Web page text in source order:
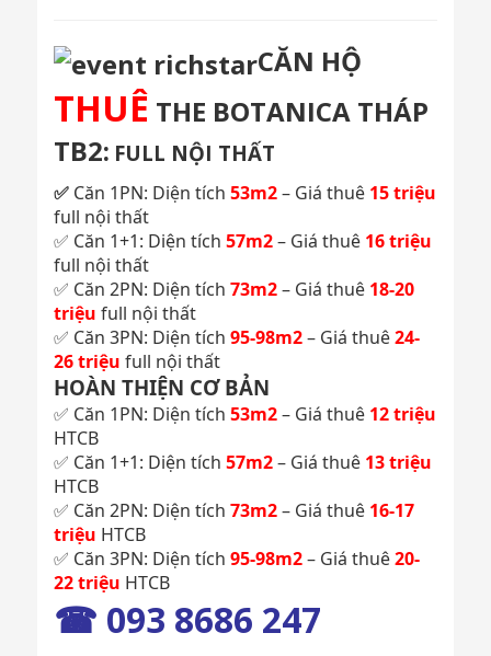
CĂN HỘ
THUÊ THE BOTANICA THÁP
TB2: FULL NỘI THẤT
✅ Căn 1PN: Diện tích 53m2– Giá thuê 15 triệu
full nội thất
✅ Căn 1+1: Diện tích 57m2– Giá thuê 16 triệu
full nội thất
✅ Căn 2PN: Diện tích 73m2– Giá thuê 18-20
triệu full nội thất
✅ Căn 3PN: Diện tích 95-98m2– Giá thuê24-
26 triệu full nội thất
HOÀN THIỆN CƠ BẢN
✅ Căn 1PN: Diện tích 53m2– Giá thuê 12 triệu
HTCB
✅ Căn 1+1: Diện tích 57m2– Giá thuê 13 triệu
HTCB
✅ Căn 2PN: Diện tích 73m2– Giá thuê 16-17
triệu HTCB
✅ Căn 3PN: Diện tích 95-98m2– Giá thuê20-
22 triệu HTCB
☎ 093 8686 247